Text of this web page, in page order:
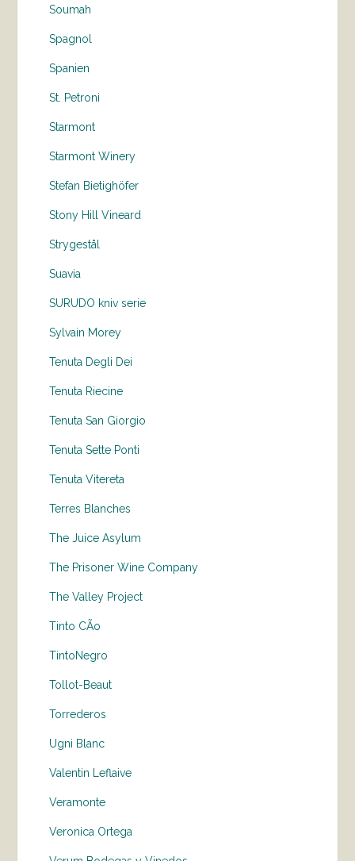
Soumah
Spagnol
Spanien
St. Petroni
Starmont
Starmont Winery
Stefan Bietighöfer
Stony Hill Vineard
Strygestål
Suavia
SURUDO kniv serie
Sylvain Morey
Tenuta Degli Dei
Tenuta Riecine
Tenuta San Giorgio
Tenuta Sette Ponti
Tenuta Vitereta
Terres Blanches
The Juice Asylum
The Prisoner Wine Company
The Valley Project
Tinto CÃo
TintoNegro
Tollot-Beaut
Torrederos
Ugni Blanc
Valentin Leflaive
Veramonte
Veronica Ortega